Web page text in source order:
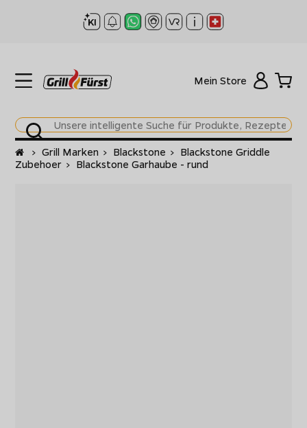
Mein Store
Startseite
> Grill Marken > Blackstone > Blackstone Griddle
Zubehoer > Blackstone Garhaube - rund